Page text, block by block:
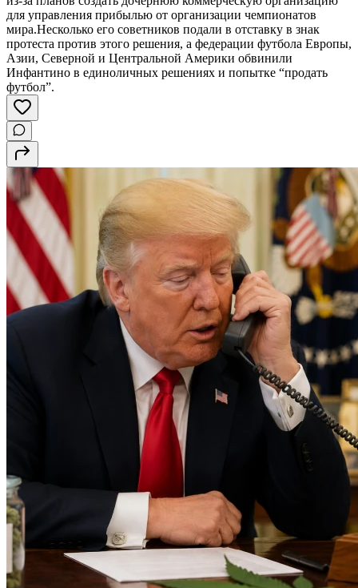
для управления прибылью от организации чемпионатов
мира.Несколько его советников подали в отставку в знак
протеста против этого решения, а федерации футбола Европы,
Азии, Северной и Центральной Америки обвинили
Инфантино в единоличных решениях и попытке “продать
футбол”.